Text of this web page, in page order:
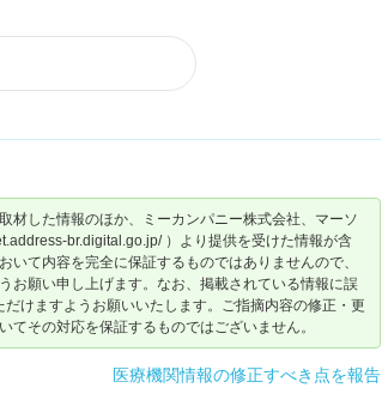
材した情報のほか、ミーカンパニー株式会社、マーソ
br.digital.go.jp/ ）より提供を受けた情報が含
て内容を完全に保証するものではありませんので、
お願い申し上げます。なお、掲載されている情報に誤
だけますようお願いいたします。ご指摘内容の修正・更
その対応を保証するものではございません。
医療機関情報の修正すべき点を報告